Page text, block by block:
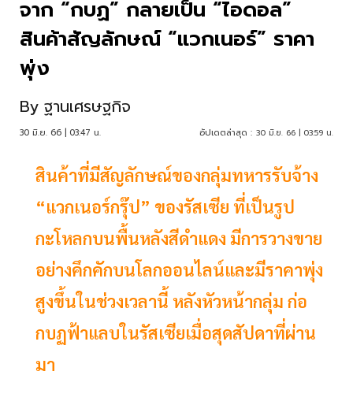
จาก “กบฏ” กลายเป็น “ไอดอล”
สินค้าสัญลักษณ์ “แวกเนอร์” ราคา
พุ่ง
By ฐานเศรษฐกิจ
30 มิ.ย. 66 | 03:47 น. อัปเดตล่าสุด : 30 มิ.ย. 66 | 03:59 น.
สินค้าที่มีสัญลักษณ์ของกลุ่มทหารรับจ้าง
“แวกเนอร์กรุ๊ป” ของรัสเซีย ที่เป็นรูป
กะโหลกบนพื้นหลังสีดำแดง มีการวางขาย
อย่างคึกคักบนโลกออนไลน์และมีราคาพุ่ง
สูงขึ้นในช่วงเวลานี้ หลังหัวหน้ากลุ่ม ก่อ
กบฏฟ้าแลบในรัสเซียเมื่อสุดสัปดาที่ผ่าน
มา